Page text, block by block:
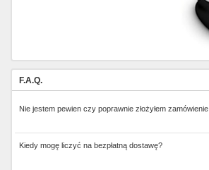
F.A.Q.
Nie jestem pewien czy poprawnie złożyłem zamówienie.
Kiedy mogę liczyć na bezpłatną dostawę?